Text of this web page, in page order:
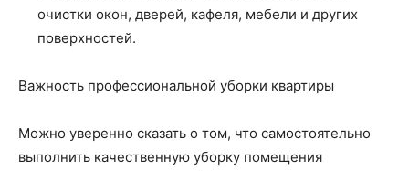
очистки окон, дверей, кафеля, мебели и других
поверхностей.
Важность профессиональной уборки квартиры
Можно уверенно сказать о том, что самостоятельно
выполнить качественную уборку помещения